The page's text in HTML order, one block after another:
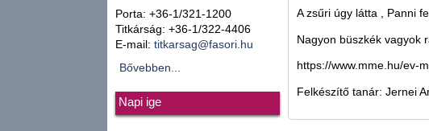
Porta: +36-1/321-1200
Titkárság: +36-1/322-4406
E-mail: titkarsag@fasori.hu
Bővebben...
Napi ige
A zsűri úgy látta , Panni
Nagyon büszkék vagyok
https://www.mme.hu/ev-
Felkészítő tanár: Jernei